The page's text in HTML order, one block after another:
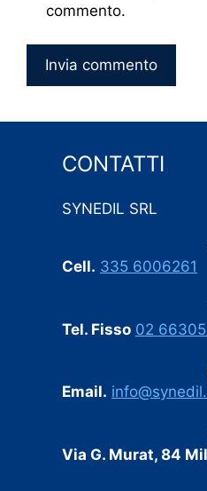
commento.
CONTATTI
SYNEDIL SRL
Cell. 335 6006261
Tel. Fisso 02
Email.
Via G. Murat, 84